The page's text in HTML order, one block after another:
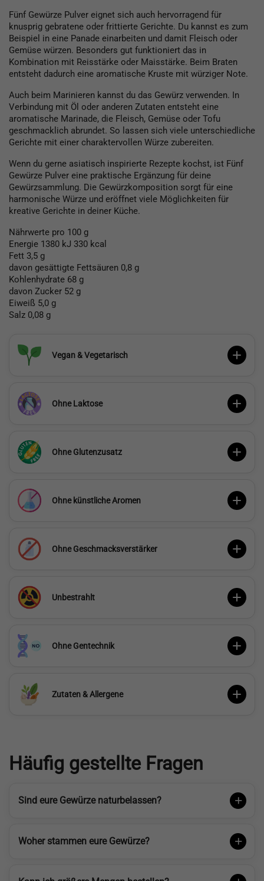
Fünf Gewürze Pulver eignet sich auch hervorragend für
knusprig gebratene oder frittierte Gerichte. Du kannst es zum
Beispiel in eine Panade einarbeiten und damit Fleisch oder
Gemüse würzen. Besonders gut funktioniert das in
Kombination mit Reisstärke oder Maisstärke. Beim Braten
entsteht dadurch eine aromatische Kruste mit würziger Note.
Auch beim Marinieren kannst du das Gewürz verwenden. In
Verbindung mit Öl oder anderen Zutaten entsteht eine
aromatische Marinade, die Fleisch, Gemüse oder Tofu
geschmacklich abrundet. So lassen sich viele unterschiedliche
Gerichte mit einer charaktervollen Würze zubereiten.
Wenn du gerne asiatisch inspirierte Rezepte kochst, ist Fünf
Gewürze Pulver eine praktische Ergänzung für deine
Gewürzsammlung. Die Gewürzkomposition sorgt für eine
harmonische Würze und eröffnet viele Möglichkeiten für
kreative Gerichte in deiner Küche.
Nährwerte pro 100 g
Energie 1380 kJ 330 kcal
Fett 3,5 g
davon gesättigte Fettsäuren 0,8 g
Kohlenhydrate 68 g
davon Zucker 52 g
Eiweiß 5,0 g
Salz 0,08 g
Vegan & Vegetarisch
Ohne Laktose
Ohne Glutenzusatz
Ohne künstliche Aromen
Ohne Geschmacksverstärker
Unbestrahlt
Ohne Gentechnik
Zutaten & Allergene
Häufig gestellte Fragen
Sind eure Gewürze naturbelassen?
Woher stammen eure Gewürze?